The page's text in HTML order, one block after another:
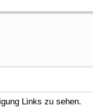
Links zu sehen.